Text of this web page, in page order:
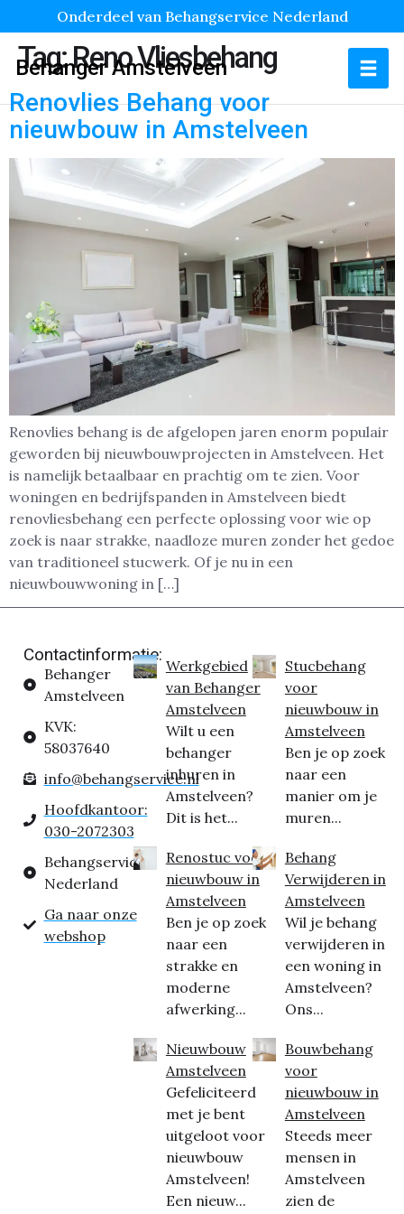
Onderdeel van Behangservice Nederland
Behanger Amstelveen
Tag:Reno Vliesbehang
Renovlies Behang voor
nieuwbouw in Amstelveen
Renovlies behang is de afgelopen jaren enorm populair
geworden bij nieuwbouwprojecten in Amstelveen. Het
is namelijk betaalbaar en prachtig om te zien. Voor
woningen en bedrijfspanden in Amstelveen biedt
renovliesbehang een perfecte oplossing voor wie op
zoek is naar strakke, naadloze muren zonder het gedoe
van traditioneel stucwerk. Of je nu in een
nieuwbouwwoning in […]
Contactinformatie:
Behanger
Amstelveen
KVK:
58037640
info@behangservice.nl
Hoofdkantoor:
030-2072303
Behangservice
Nederland
Ga naar onze
webshop
Werkgebied
van Behanger
Amstelveen
Wilt u een
behanger
inhuren in
Amstelveen?
Dit is het...
Renostuc voor
nieuwbouw in
Amstelveen
Ben je op zoek
naar een
strakke en
moderne
afwerking...
Nieuwbouw
Amstelveen
Gefeliciteerd
met je bent
uitgeloot voor
nieuwbouw
Amstelveen!
Een nieuw...
Stucbehang
voor
nieuwbouw in
Amstelveen
Ben je op zoek
naar een
manier om je
muren...
Behang
Verwijderen in
Amstelveen
Wil je behang
verwijderen in
een woning in
Amstelveen?
Ons...
Bouwbehang
voor
nieuwbouw in
Amstelveen
Steeds meer
mensen in
Amstelveen
zien de